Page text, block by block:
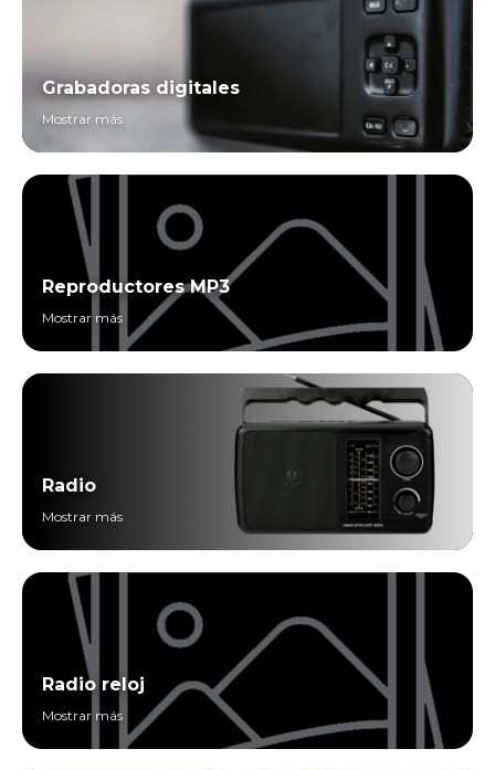
Grabadoras digitales
Mostrar más
Reproductores MP3
Mostrar más
Radio
Mostrar más
Radio reloj
Mostrar más